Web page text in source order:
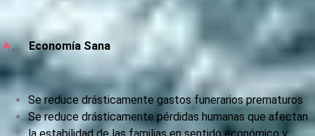
. Economía Sana
Se reduce drásticamente gastos funerarios prematuros
Se reduce drásticamente pérdidas humanas que afectan